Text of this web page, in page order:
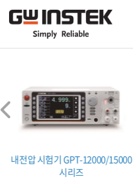
내전압 시험기 GPT-12000/15000
시리즈